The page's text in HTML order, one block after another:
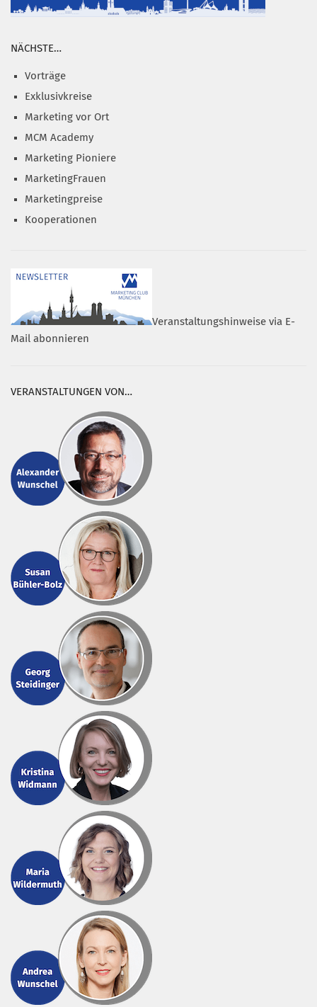
NÄCHSTE…
Vorträge
Exklusivkreise
Marketing vor Ort
MCM Academy
Marketing Pioniere
MarketingFrauen
Marketingpreise
Kooperationen
Veranstaltungshinweise via E-
Mail abonnieren
VERANSTALTUNGEN VON…